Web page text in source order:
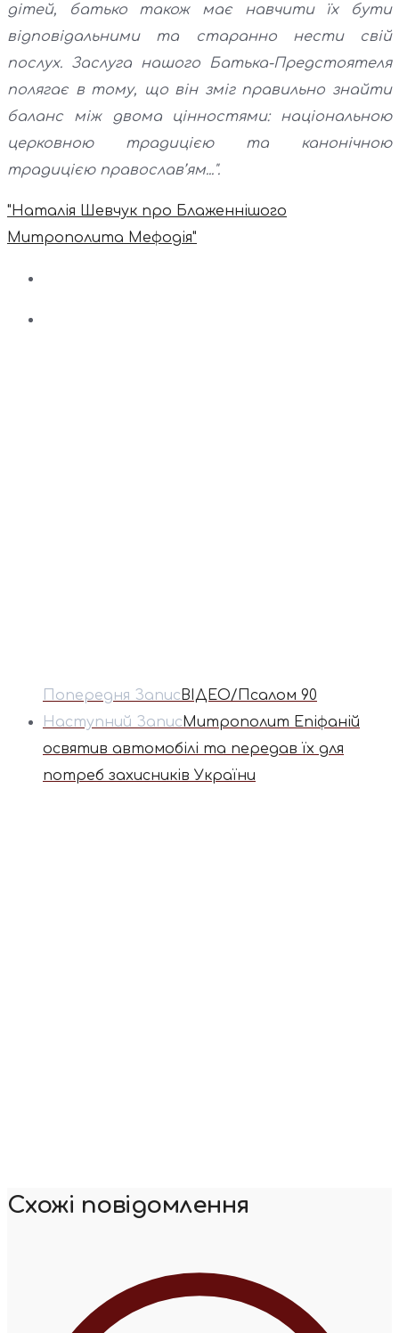
дітей, батько також має навчити їх бути
відповідальними та старанно нести свій
послух. Заслуга нашого Батька-Предстоятеля
полягає в тому, що він зміг правильно знайти
баланс між двома цінностями: національною
церковною традицією та канонічною
традицією православ’ям...".
"Наталія Шевчук про Блаженнішого
Митрополита Мефодія"
Попередня Запис ВІДЕО/Псалом 90
Наступний ЗаписМитрополит Епіфаній
освятив автомобілі та передав їх для
потреб захисників України
Схожі повідомлення